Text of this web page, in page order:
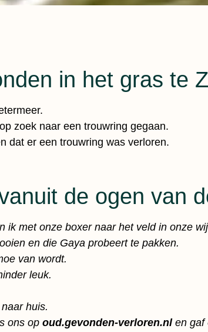
in het gras te
zoek naar een trouwring gegaan.
dat er een trouwring was verloren.
de ogen van
ik met onze boxer naar het veld in onze
en die Gaya probeert te pakken.
van wordt.
leuk.
huis.
ons op oud.gevonden-verloren.nlen gaf